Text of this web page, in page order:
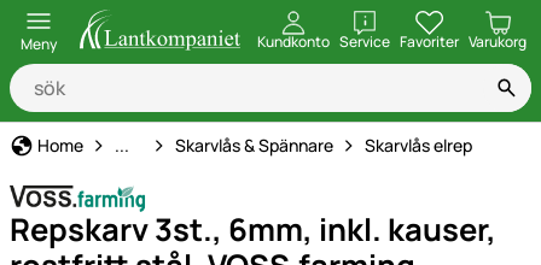
Meny Kundkonto ServiceöppnaFavoriter Varukorg
Home Elstängsel
... Skarvlås & Spännare Skarvlås elrep
Repskarv 3st., 6mm, inkl. kauser,